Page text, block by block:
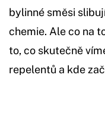
bylinné směsi
chemie. Ale co na
to, co skutečně
repelentů a kde